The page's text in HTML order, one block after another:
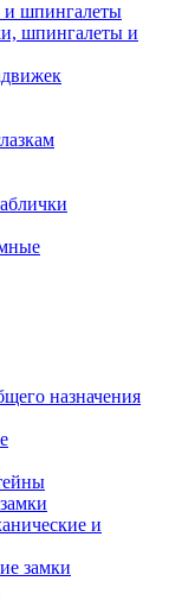
и шпингалеты
шпингалеты и
назначения
и
замки